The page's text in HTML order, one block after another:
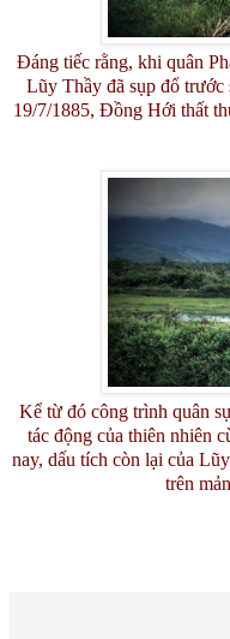
Đáng tiếc rằng, khi quân
Lũy Thầy đã sụp đổ
19/7/1885, Đồng Hới thất
Kể từ đó công trình quân
tác động của thiên nhiên
nay, dấu tích còn lại của
trên